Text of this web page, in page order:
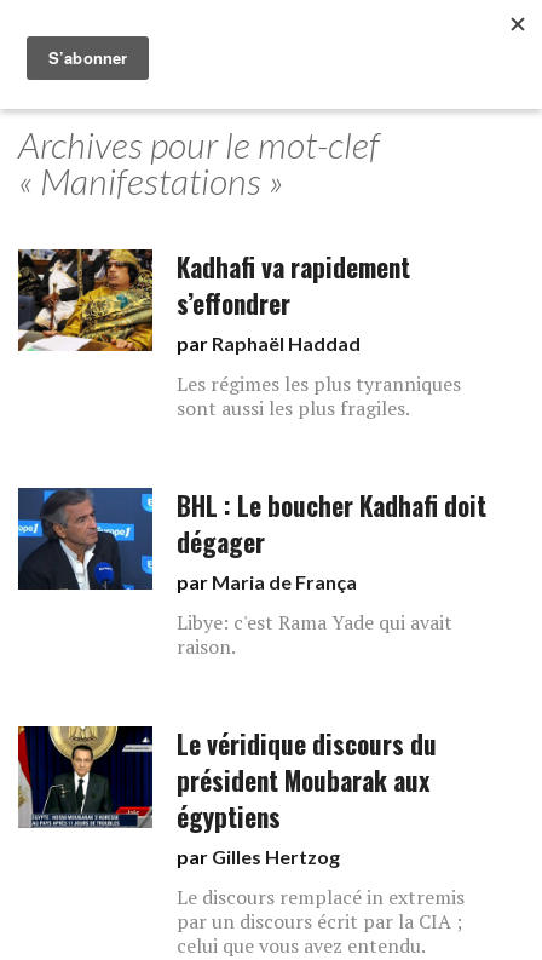
Archives pour le mot-clef
« Manifestations »
Kadhafi va rapidement
s’effondrer
par Raphaël Haddad
Les régimes les plus tyranniques
sont aussi les plus fragiles.
BHL : Le boucher Kadhafi doit
dégager
par Maria de França
Libye: c'est Rama Yade qui avait
raison.
Le véridique discours du
président Moubarak aux
égyptiens
par Gilles Hertzog
Le discours remplacé in extremis
par un discours écrit par la CIA ;
celui que vous avez entendu.